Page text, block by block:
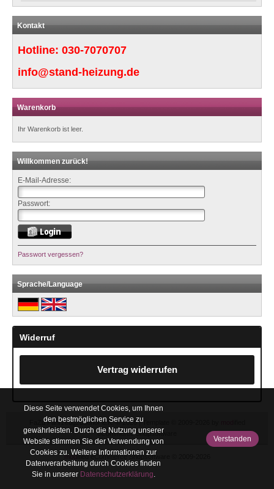
Kontakt
Hotline: 030-7070707
info@stand-heizung.de
Warenkorb
Ihr Warenkorb ist leer.
Willkommen zurück!
E-Mail-Adresse:
Passwort:
Passwort vergessen?
Sprache/Language
Widerruf
Vertrag widerrufen
FaZu Fahrzeugzubehör e.K. © 2026 | Template © 2009-2026 by
eCommerce Shopsoftware
Diese Seite verwendet Cookies, um Ihnen
den bestmöglichen Service zu
gewährleisten. Durch die Nutzung unserer
Website stimmen Sie der Verwendung von
Cookies zu. Weitere Informationen zur
Datenverarbeitung durch Cookies finden
Sie in unserer Datenschutzerklärung.
Verstanden
mod ified eCommerce Shopsoftware © 2009-2026